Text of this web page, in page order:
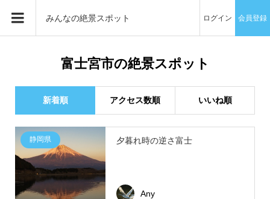
みんなの絶景スポット ログイン 会員登録
富士宮市の絶景スポット
新着順 アクセス数順 いいね順
静岡県 夕暮れ時の逆さ富士
Any